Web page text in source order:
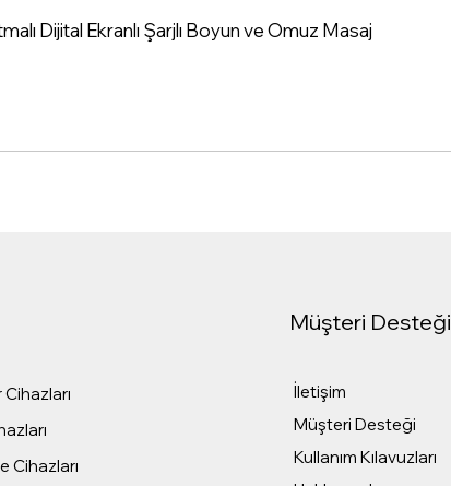
Dijital Ekranlı Şarjlı Boyun ve Omuz Masaj
Cihazları
Müşteri Desteği
İletişim
Müşteri Desteği
Kullanım Kılavuzları